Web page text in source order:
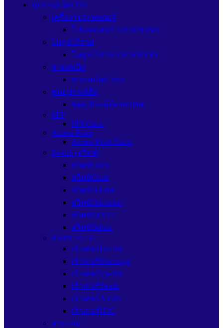
อุปกรณ์เน็ตเวิร์ก
เครื่องโปรเจคเตอร์
โปรเจคเตอร์ VIEWSONIC
โมดูลไร้สาย
โมดูลไร้สาย VIEWSONIC
สายเคเบิล
สายเคเบิลCisco
ชุดอุปกรณ์ยึด
ชุดอุปกรณ์ยึดInterlink
SFP
SFP Cisco
Access Point
Access Point Cisco
Switch (สวิตช์)
สวิตช์Cisco
สวิตช์Glink
สวิตซ์D-Link
สวิตซ์Hikvision
สวิตซ์ZyXEL
สวิตซ์Dahua
Router 4G/5G
เร้าเตอร์D-Link
เร้าเตอร์Mercusys
เร้าเตอร์Tp-link
เร้าเตอร์Tenda
เร้าเตอร์ASUS
เร้าเตอร์H3C
สายแลน